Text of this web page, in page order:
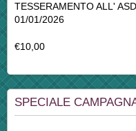
TESSERAMENTO ALL'
01/01/2026
€10,00
SPECIALE